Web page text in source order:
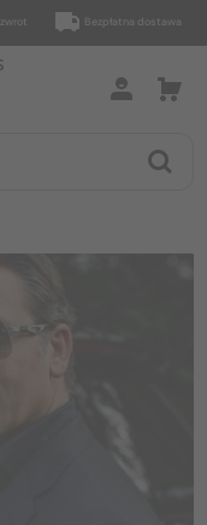
Bezpłatna dostawa